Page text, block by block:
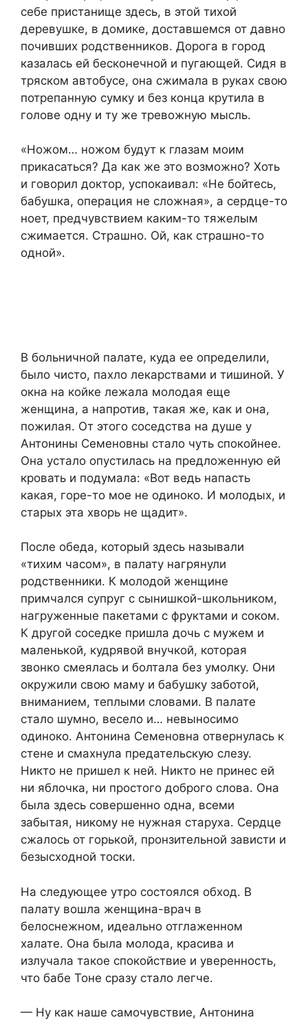
себе пристанище здесь, в этой тихой
деревушке, в домике, доставшемся от давно
почивших родственников. Дорога в город
казалась ей бесконечной и пугающей. Сидя в
тряском автобусе, она сжимала в руках свою
потрепанную сумку и без конца крутила в
голове одну и ту же тревожную мысль.
«Ножом… ножом будут к глазам моим
прикасаться? Да как же это возможно? Хоть
и говорил доктор, успокаивал: «Не бойтесь,
бабушка, операция не сложная», а сердце-то
ноет, предчувствием каким-то тяжелым
сжимается. Страшно. Ой, как страшно-то
одной».
В больничной палате, куда ее определили,
было чисто, пахло лекарствами и тишиной. У
окна на койке лежала молодая еще
женщина, а напротив, такая же, как и она,
пожилая. От этого соседства на душе у
Антонины Семеновны стало чуть спокойнее.
Она устало опустилась на предложенную ей
кровать и подумала: «Вот ведь напасть
какая, горе-то мое не одиноко. И молодых, и
старых эта хворь не щадит».
После обеда, который здесь называли
«тихим часом», в палату нагрянули
родственники. К молодой женщине
примчался супруг с сынишкой-школьником,
нагруженные пакетами с фруктами и соком.
К другой соседке пришла дочь с мужем и
маленькой, кудрявой внучкой, которая
звонко смеялась и болтала без умолку. Они
окружили свою маму и бабушку заботой,
вниманием, теплыми словами. В палате
стало шумно, весело и… невыносимо
одиноко. Антонина Семеновна отвернулась к
стене и смахнула предательскую слезу.
Никто не пришел к ней. Никто не принес ей
ни яблочка, ни простого доброго слова. Она
была здесь совершенно одна, всеми
забытая, никому не нужная старуха. Сердце
сжалось от горькой, пронзительной зависти и
безысходной тоски.
На следующее утро состоялся обход. В
палату вошла женщина-врач в
белоснежном, идеально отглаженном
халате. Она была молода, красива и
излучала такое спокойствие и уверенность,
что бабе Тоне сразу стало легче.
— Ну как наше самочувствие, Антонина